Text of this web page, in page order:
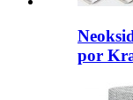
por